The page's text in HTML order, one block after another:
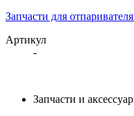
Запчасти для
Артикул
-
Запчасти и